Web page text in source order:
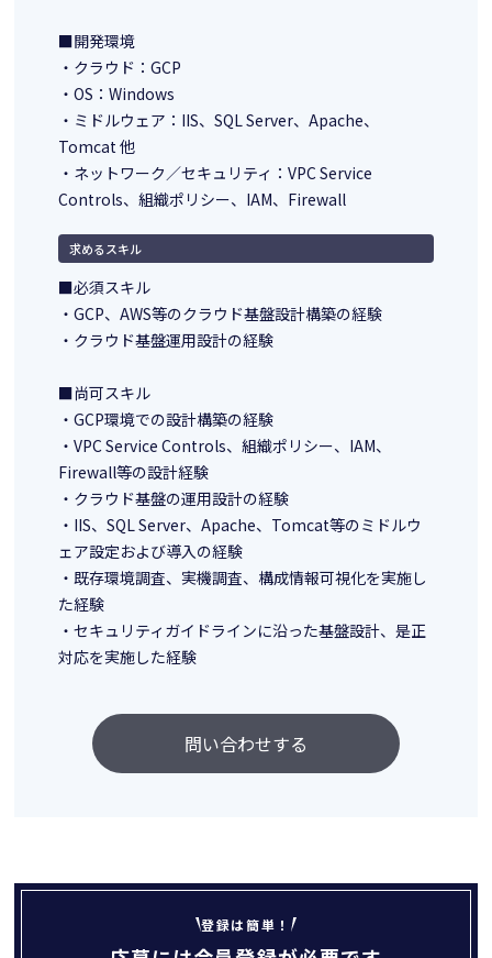
■開発環境
・クラウド：GCP
・OS：Windows
・ミドルウェア：IIS、SQL Server、Apache、
Tomcat 他
・ネットワーク／セキュリティ：VPC Service
Controls、組織ポリシー、IAM、Firewall
求めるスキル
■必須スキル
・GCP、AWS等のクラウド基盤設計構築の経験
・クラウド基盤運用設計の経験
■尚可スキル
・GCP環境での設計構築の経験
・VPC Service Controls、組織ポリシー、IAM、
Firewall等の設計経験
・クラウド基盤の運用設計の経験
・IIS、SQL Server、Apache、Tomcat等のミドルウ
ェア設定および導入の経験
・既存環境調査、実機調査、構成情報可視化を実施し
た経験
・セキュリティガイドラインに沿った基盤設計、是正
対応を実施した経験
問い合わせする
登録は簡単！